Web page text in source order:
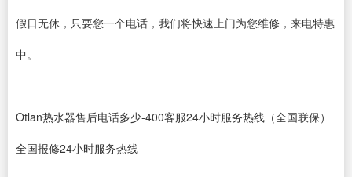
假日无休，只要您一个电话，我们将快速上门为您维修，来电特惠
中。
Otlan热水器售后电话多少-400客服24小时服务热线（全国联保）
全国报修24小时服务热线